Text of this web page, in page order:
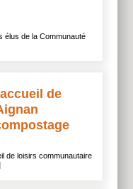
élus de la Communauté
de
de loisirs communautaire